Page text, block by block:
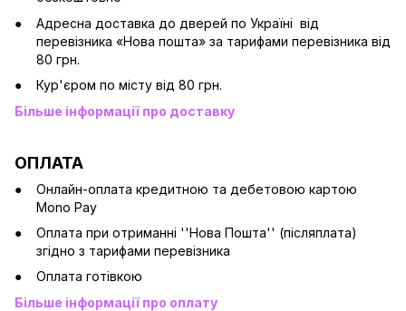
Адресна доставка до дверей по Україні від
перевізника «Нова пошта» за тарифами перевізника від
80 грн.
Кур'єром по місту від 80 грн.
Більше інформації про доставку
ОПЛАТА
Онлайн-оплата кредитною та дебетовою картою
Mono Pay
Оплата при отриманні ''Нова Пошта'' (післяплата)
згідно з тарифами перевізника
Оплата готівкою
Більше інформації про оплату